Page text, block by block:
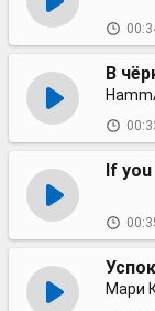
В
If
Мари